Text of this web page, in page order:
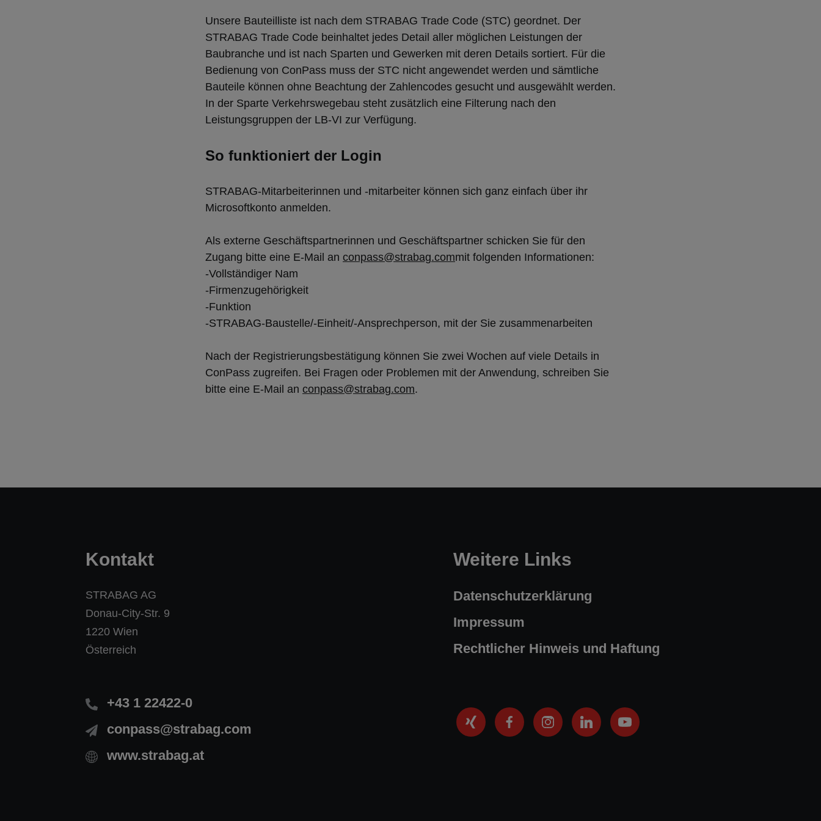
Unsere Bauteilliste ist nach dem STRABAG Trade Code (STC) geordnet. Der
STRABAG Trade Code beinhaltet jedes Detail aller möglichen Leistungen der
Baubranche und ist nach Sparten und Gewerken mit deren Details sortiert. Für die
Bedienung von ConPass muss der STC nicht angewendet werden und sämtliche
Bauteile können ohne Beachtung der Zahlencodes gesucht und ausgewählt werden.
In der Sparte Verkehrswegebau steht zusätzlich eine Filterung nach den
Leistungsgruppen der LB-VI zur Verfügung.
So funktioniert der Login
STRABAG-Mitarbeiterinnen und -mitarbeiter können sich ganz einfach über ihr
Microsoftkonto anmelden.
Als externe Geschäftspartnerinnen und Geschäftspartner schicken Sie für den
Zugang bitte eine E-Mail an conpass@strabag.commit folgenden Informationen:
Vollständiger Nam
Firmenzugehörigkeit
Funktion
STRABAG-Baustelle/-Einheit/-Ansprechperson, mit der Sie zusammenarbeiten
Nach der Registrierungsbestätigung können Sie zwei Wochen auf viele Details in
ConPass zugreifen. Bei Fragen oder Problemen mit der Anwendung, schreiben Sie
bitte eine E-Mail an conpass@strabag.com.
Kontakt
STRABAG AG
Donau-City-Str. 9
1220 Wien
Österreich
+43 1 22422-0
conpass@strabag.com
www.strabag.at
Weitere Links
Datenschutzerklärung
Impressum
Rechtlicher Hinweis und Haftung